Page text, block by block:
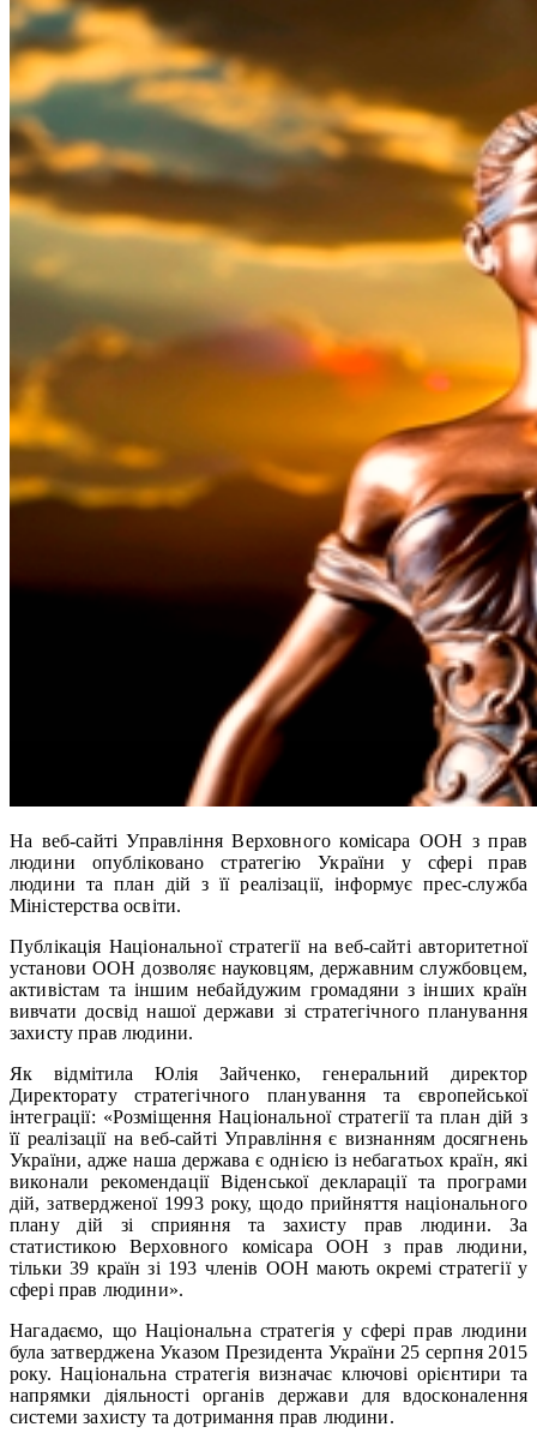
На веб-сайті Управління Верховного комісара ООН з прав
людини опубліковано стратегію України у сфері прав
людини та план дій з її реалізації, інформує прес-служба
Міністерства освіти.
Публікація Національної стратегії на веб-сайті авторитетної
установи ООН дозволяє науковцям, державним службовцем,
активістам та іншим небайдужим громадяни з інших країн
вивчати досвід нашої держави зі стратегічного планування
захисту прав людини.
Як відмітила Юлія Зайченко, генеральний директор
Директорату стратегічного планування та європейської
інтеграції: «Розміщення Національної стратегії та план дій з
її реалізації на веб-сайті Управління є визнанням досягнень
України, адже наша держава є однією із небагатьох країн, які
виконали рекомендації Віденської декларації та програми
дій, затвердженої 1993 року, щодо прийняття національного
плану дій зі сприяння та захисту прав людини. За
статистикою Верховного комісара ООН з прав людини,
тільки 39 країн зі 193 членів ООН мають окремі стратегії у
сфері прав людини».
Нагадаємо, що Національна стратегія у сфері прав людини
була затверджена Указом Президента України 25 серпня 2015
року. Національна стратегія визначає ключові орієнтири та
напрямки діяльності органів держави для вдосконалення
системи захисту та дотримання прав людини.